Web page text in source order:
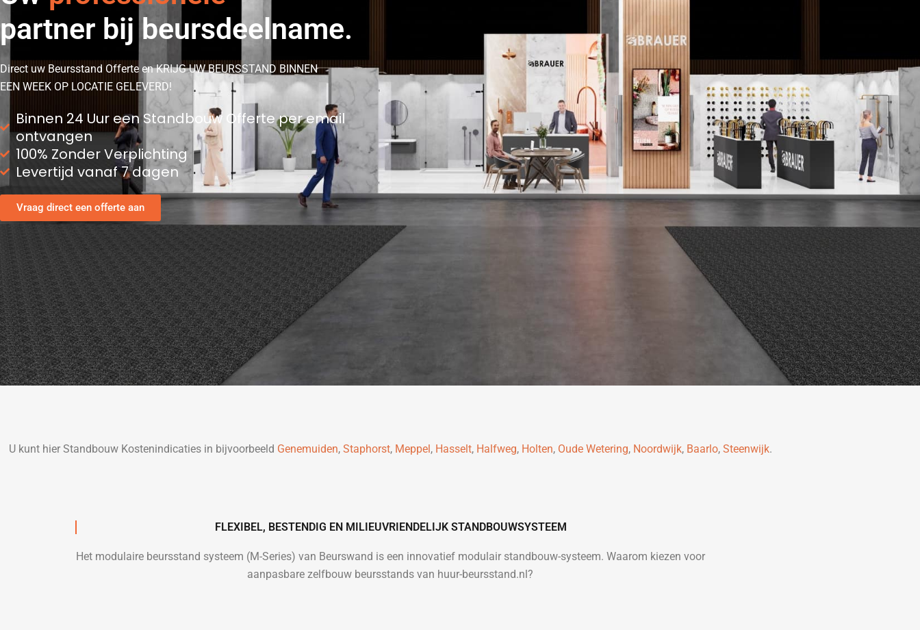
partner bij beursdeelname.
Direct uw Beursstand Offerte en KRIJG UW BEURSSTAND BINNEN
EEN WEEK OP LOCATIE GELEVERD!
Binnen 24 Uur een Standbouw Offerte per email
ontvangen
100% Zonder Verplichting
Levertijd vanaf 7 dagen
Vraag direct een offerte aan
U kunt hier Standbouw Kostenindicaties in bijvoorbeeld Genemuiden, Staphorst, Meppel , Hasselt, Halfweg, Holten, Oude Wetering, Noordwijk, Baarlo, Steenwijk.
FLEXIBEL, BESTENDIG EN MILIEUVRIENDELIJK STANDBOUWSYSTEEM
Het modulaire beursstand systeem (M-Series) van Beurswand is een innovatief modulair standbouw-systeem. Waarom kiezen voor
aanpasbare zelfbouw beursstands van huur-beursstand.nl?